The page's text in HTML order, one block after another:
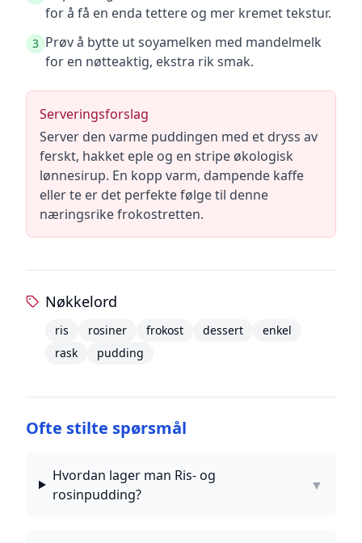
for å få en enda tettere og mer kremet tekstur.
3 Prøv å bytte ut soyamelken med mandelmelk
for en nøtteaktig, ekstra rik smak.
Serveringsforslag
Server den varme puddingen med et dryss av
ferskt, hakket eple og en stripe økologisk
lønnesirup. En kopp varm, dampende kaffe
eller te er det perfekte følge til denne
næringsrike frokostretten.
Nøkkelord
ris rosiner frokost dessert
enkel
rask
pudding
Ofte stilte spørsmål
Hvordan lager man Ris- og
rosinpudding?
▼